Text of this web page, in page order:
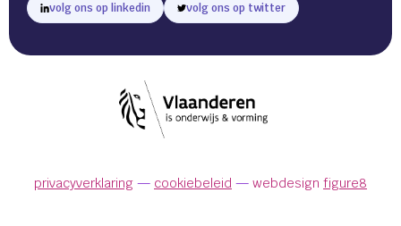
volg ons op linkedin volg ons op twitter
privacyverklaring cookiebeleid webdesign figure8